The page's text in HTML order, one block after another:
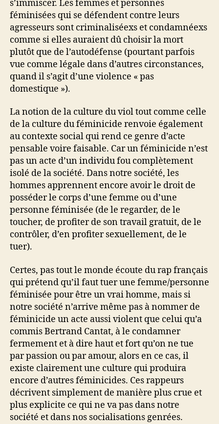
s’immiscer. Les femmes et personnes
féminisées qui se défendent contre leurs
agresseurs sont criminaliséexs et condamnéexs
comme si elles auraient dû choisir la mort
plutôt que de l’autodéfense (pourtant parfois
vue comme légale dans d’autres circonstances,
quand il s’agit d’une violence « pas
domestique »).
La notion de la culture du viol tout comme celle
de la culture du féminicide renvoie également
au contexte social qui rend ce genre d’acte
pensable voire faisable. Car un féminicide n’est
pas un acte d’un individu fou complètement
isolé de la société. Dans notre société, les
hommes apprennent encore avoir le droit de
posséder le corps d’une femme ou d’une
personne féminisée (de le regarder, de le
toucher, de profiter de son travail gratuit, de le
contrôler, d’en profiter sexuellement, de le
tuer).
Certes, pas tout le monde écoute du rap français
qui prétend qu’il faut tuer une femme/personne
féminisée pour être un vrai homme, mais si
notre société n’arrive même pas à nommer de
féminicide un acte aussi violent que celui qu’a
commis Bertrand Cantat, à le condamner
fermement et à dire haut et fort qu’on ne tue
par passion ou par amour, alors en ce cas, il
existe clairement une culture qui produira
encore d’autres féminicides. Ces rappeurs
décrivent simplement de manière plus crue et
plus explicite ce qui ne va pas dans notre
société et dans nos socialisations genrées.